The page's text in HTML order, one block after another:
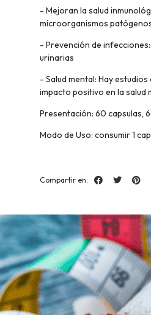
- Mejoran la salud
microorganismos
- Prevención de
urinarias
- Salud mental: Hay
impacto positivo en la salud
Presentación: 60 capsulas,
Modo de Uso: consumir 1
Compartir en: